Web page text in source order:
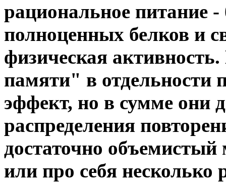
рациональное питание
полноценных белков и
физическая
памяти" в отдельности
эффект, но в сумме они
распределения
достаточно объемистый
или про себя